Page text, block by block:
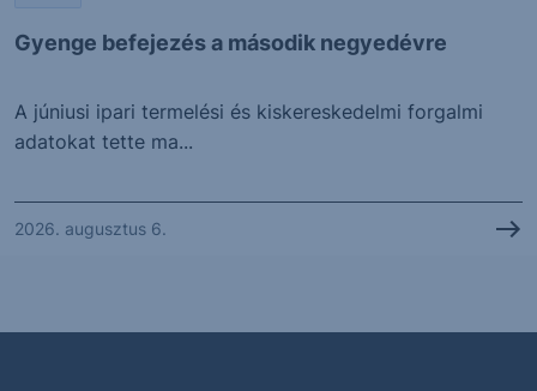
Gyenge befejezés a második negyedévre
A júniusi ipari termelési és kiskereskedelmi forgalmi
adatokat tette ma...
2026. augusztus 6.